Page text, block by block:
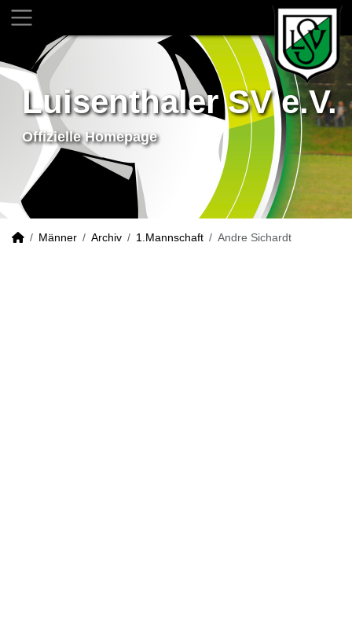
Luisenthaler SV e.V.
Offizielle Homepage
Männer Archiv 1.Mannschaft Andre Sichardt